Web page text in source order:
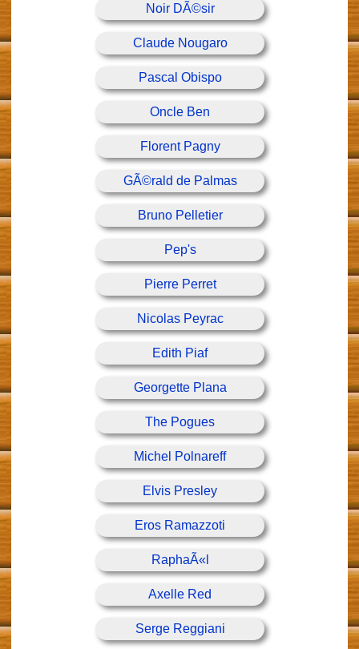
Noir DÃ©sir
Claude Nougaro
Pascal Obispo
Oncle Ben
Florent Pagny
GÃ©rald de Palmas
Bruno Pelletier
Pep's
Pierre Perret
Nicolas Peyrac
Edith Piaf
Georgette Plana
The Pogues
Michel Polnareff
Elvis Presley
Eros Ramazzoti
RaphaÃ«l
Axelle Red
Serge Reggiani